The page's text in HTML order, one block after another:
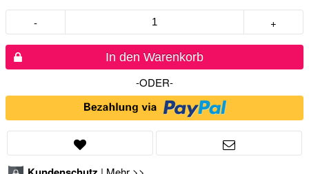
- +
In den Warenkorb
-ODER-